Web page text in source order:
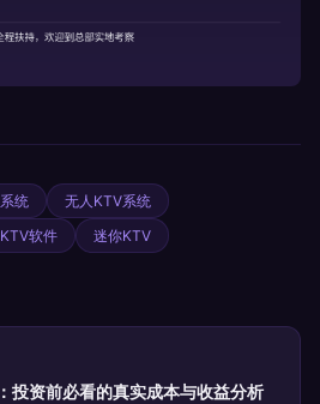
统
无人KTV系统
软件
迷你KTV
投资前必看的真实成本与收益分析